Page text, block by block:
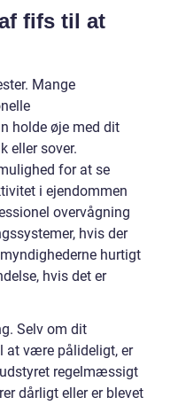
fifs til at
Mange
holde øje med dit
eller sover.
for at se
i ejendommen
overvågning
hvis der
hurtigt
hvis det er
Selv om dit
at være pålideligt, er
regelmæssigt
dårligt eller er blevet